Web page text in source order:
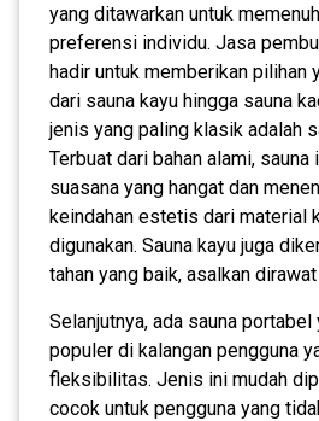
yang ditawarkan untuk
preferensi individu. Jasa
hadir untuk memberikan pilihan
dari sauna kayu hingga sauna
jenis yang paling klasik adalah
Terbuat dari bahan alami, sauna
suasana yang hangat dan
keindahan estetis dari material
digunakan. Sauna kayu juga
tahan yang baik, asalkan
Selanjutnya, ada sauna
populer di kalangan pengguna
fleksibilitas. Jenis ini mudah
cocok untuk pengguna yang